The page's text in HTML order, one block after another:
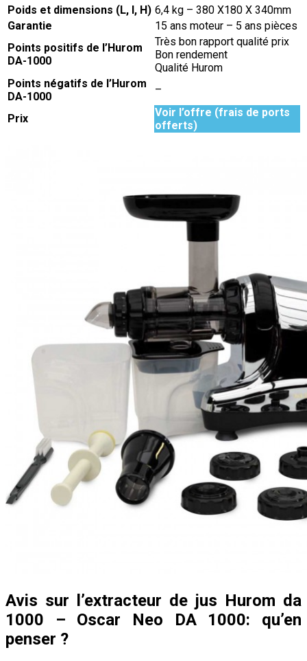
Poids et dimensions (L, l, H) 6,4 kg – 380 X180 X 340mm
Garantie
15 ans moteur – 5 ans pièces
Points positifs de l’Hurom
DA-1000
Très bon rapport qualité prix
Bon rendement
Qualité Hurom
Points négatifs de l’Hurom
DA-1000
–
Prix
Voir l’offre (frais de ports
offerts)
Avis sur l’extracteur de jus Hurom da
1000 – Oscar Neo DA 1000: qu’en
penser ?